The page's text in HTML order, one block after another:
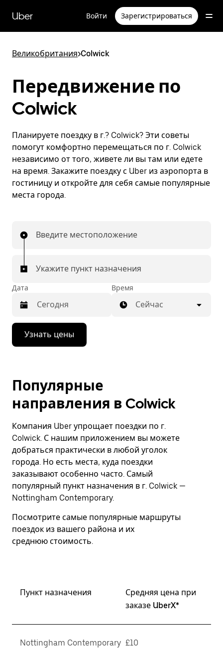
перейти
к
содержимому
Uber Войти Зарегистрироваться
Великобритания>Colwick
Передвижение по
Colwick
Планируете поездку в г.? Colwick? Эти советы
помогут комфортно перемещаться по г. Colwick
независимо от того, живете ли вы там или едете
на время. Закажите поездку с Uber из аэропорта в
гостиницу и откройте для себя самые популярные
места города.
Введите местоположение
Укажите пункт назначения
Дата
Нажмите
стрелку
вниз,
календарю
и
выбрать
дату.
закрыть
календарь,
нажмите
Esc.
Время
Сейчас
Узнать цены
Популярные
направления в Colwick
Компания Uber упрощает поездки по г.
Colwick. С нашим приложением вы можете
добраться практически в любой уголок
города. Но есть места, куда поездки
заказывают особенно часто. Самый
популярный пункт назначения в г. Colwick —
Nottingham Contemporary.
Посмотрите самые популярные маршруты
поездок из вашего района и их
среднюю стоимость.
Пункт назначения
Средняя цена при
заказе UberX*
Nottingham Contemporary £10